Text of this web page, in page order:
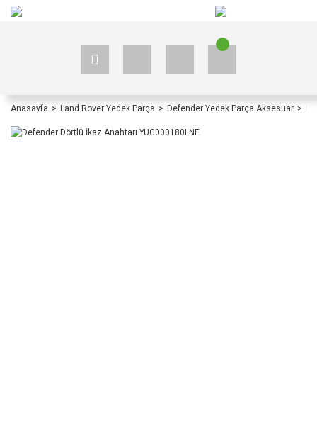
Anasayfa Land Rover Yedek Parça Defender Yedek Parça Aksesuar